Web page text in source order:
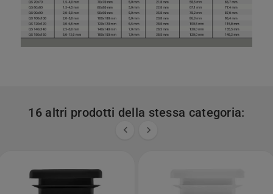
16 altri prodotti della stessa categoria:
 